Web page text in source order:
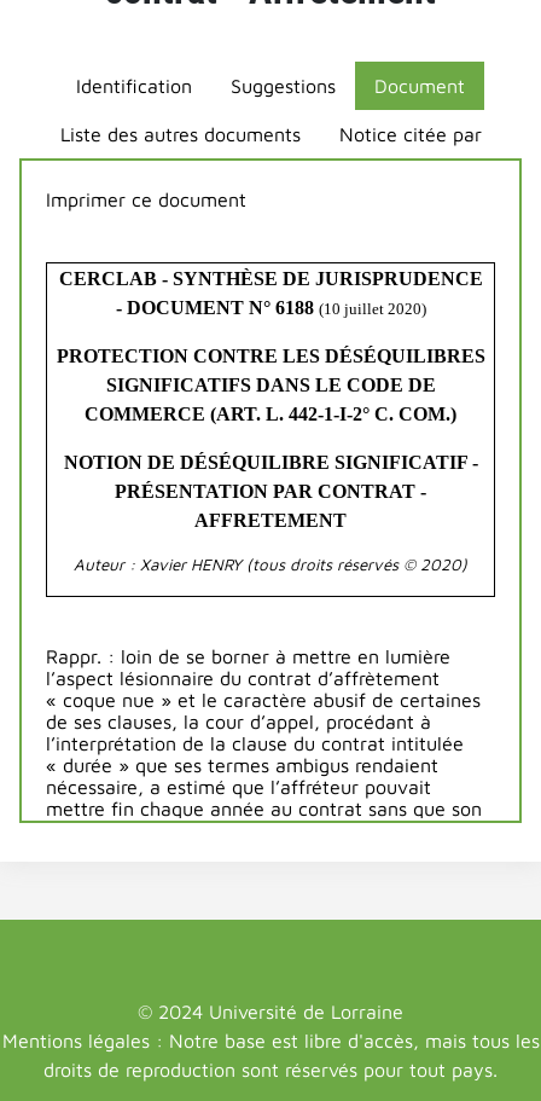
Identification Suggestions Document
Liste des autres documents Notice citée par
Imprimer ce document
CERCLAB - SYNTHÈSE DE JURISPRUDENCE
- DOCUMENT N° 6188 (10 juillet 2020)
PROTECTION CONTRE LES DÉSÉQUILIBRES
SIGNIFICATIFS DANS LE CODE DE
COMMERCE (ART. L. 442-1-I-2° C. COM.)
NOTION DE DÉSÉQUILIBRE SIGNIFICATIF -
PRÉSENTATION PAR CONTRAT -
AFFRETEMENT
Auteur : Xavier HENRY (tous droits réservés © 2020)
Rappr. : loin de se borner à mettre en lumière
l’aspect lésionnaire du contrat d’affrètement
« coque nue » et le caractère abusif de certaines
de ses clauses, la cour d’appel, procédant à
l’interprétation de la clause du contrat intitulée
« durée » que ses termes ambigus rendaient
nécessaire, a estimé que l’affréteur pouvait
mettre fin chaque année au contrat sans que son
cocontractant ait la même possibilité ; en l’état de
d’affrètement était contraire à l’article 10 de la loi
engagement .Cass. com., 29 avril 2002
n° 00-10708 ; Bull. civ. IV, n° 77 ;Cerclab
rejetant le pourvoi contre CA Poitiers, 3 novembre
1999 :Dnd.
© 2024 Université de Lorraine
Mentions légales : Notre base est libre d'accès, mais tous les
droits de reproduction sont réservés pour tout pays.